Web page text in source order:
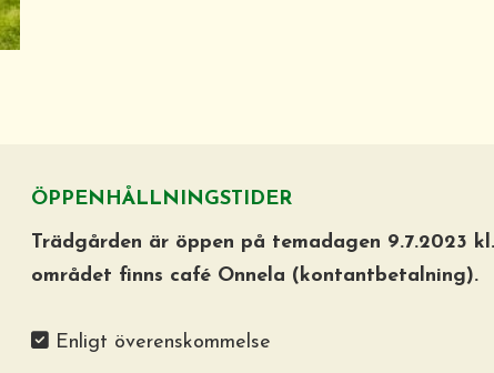
ÖPPENHÅLLNINGSTIDER
Trädgården är öppen på temadagen 9.7.2023 kl.
området finns café Onnela (kontantbetalning).
Enligt överenskommelse